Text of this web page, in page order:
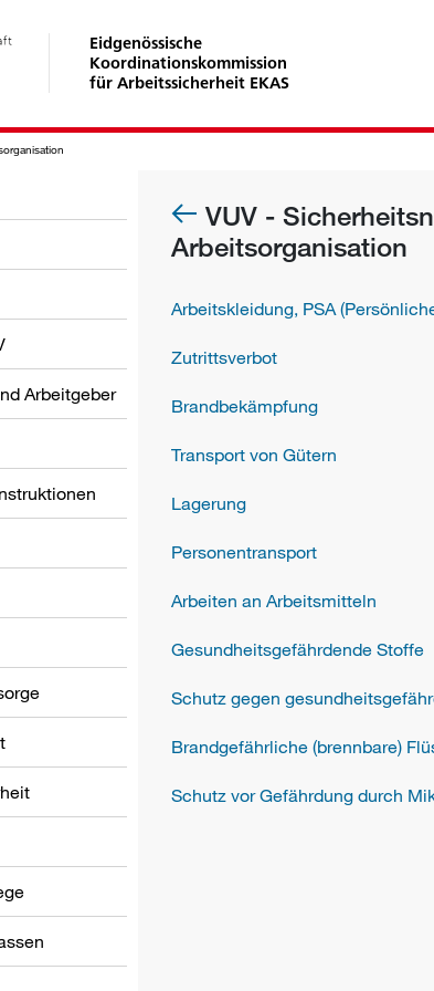
Eidgenössische
Koordinationskommission
für Arbeitssicherheit EKAS
Arbeitgeber
VUV -
Arbeitsorganisation
Arbeitskleidung, PSA
Zutrittsverbot
Brandbekämpfung
Transport von Gütern
Lagerung
Personentransport
Arbeiten an Arbeitsmitteln
Gesundheitsgefährdende Stoffe
Schutz gegen
Brandgefährliche (brennbare)
Schutz vor Gefährdung durch